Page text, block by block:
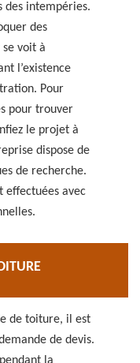
des intempéries.
des
se voit à
l’existence
Pour
pour trouver
le projet à
dispose de
de recherche.
effectuées avec
de toiture, il est
de devis.